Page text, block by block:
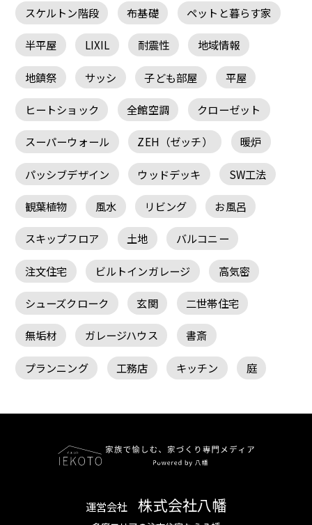
スケルトン階段 布基礎 ペットと暮らす家
半平屋 LIXIL 耐震性 地域情報
地鎮祭 サッシ 子ども部屋 平屋
ヒートショック 全館空調 クローゼット
スーパーウォール ZEH（ゼッチ） 暖炉
パッシブデザイン ウッドデッキ SW工法
観葉植物 風水 リビング お風呂
スキップフロア 土地 バルコニー
注文住宅 ビルトインガレージ 高気密
シューズクローク 玄関 二世帯住宅
無垢材 ガレージハウス 書斎
プランニング 工務店 キッチン 庭
運営会社 株式会社八幡